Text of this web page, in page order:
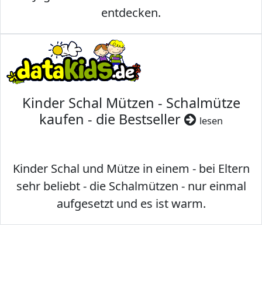
entdecken.
Kinder Schal Mützen - Schalmütze
kaufen - die Bestseller
lesen
Kinder Schal und Mütze in einem - bei Eltern
sehr beliebt - die Schalmützen - nur einmal
aufgesetzt und es ist warm.